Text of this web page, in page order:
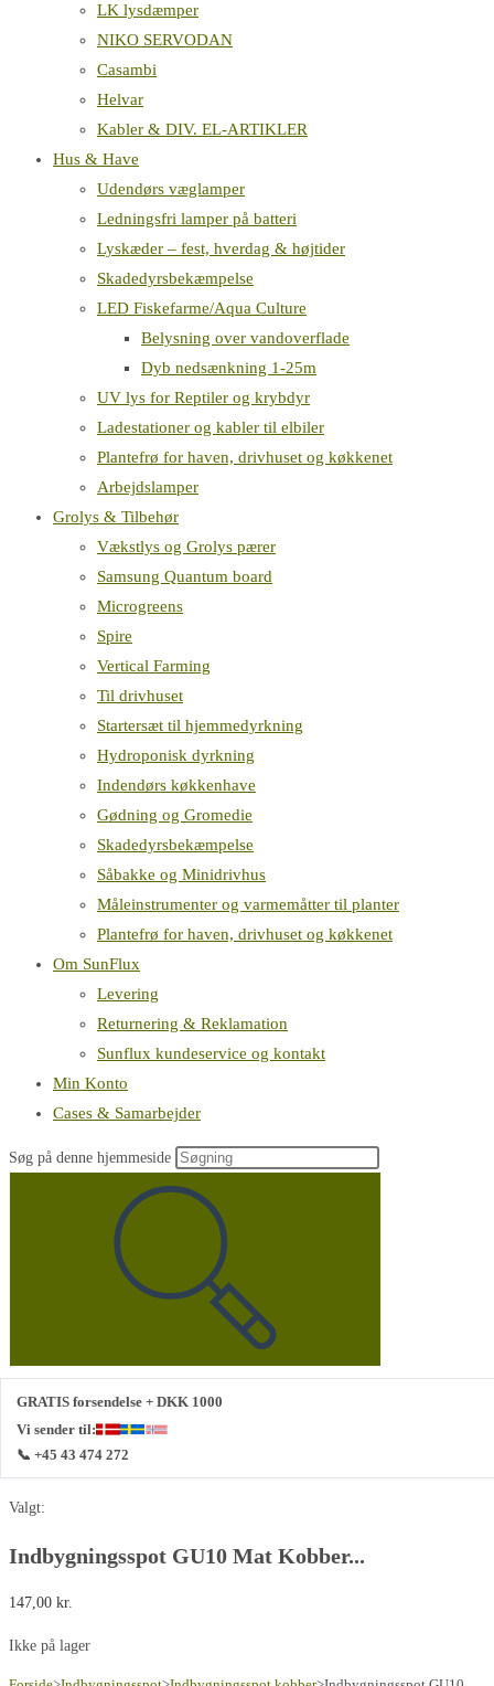
LK lysdæmper
NIKO SERVODAN
Casambi
Helvar
Kabler & DIV. EL-ARTIKLER
Hus & Have
Udendørs væglamper
Ledningsfri lamper på batteri
Lyskæder – fest, hverdag & højtider
Skadedyrsbekæmpelse
LED Fiskefarme/Aqua Culture
Belysning over vandoverflade
Dyb nedsænkning 1-25m
UV lys for Reptiler og krybdyr
Ladestationer og kabler til elbiler
Plantefrø for haven, drivhuset og køkkenet
Arbejdslamper
Grolys & Tilbehør
Vækstlys og Grolys pærer
Samsung Quantum board
Microgreens
Spire
Vertical Farming
Til drivhuset
Startersæt til hjemmedyrkning
Hydroponisk dyrkning
Indendørs køkkenhave
Gødning og Gromedie
Skadedyrsbekæmpelse
Såbakke og Minidrivhus
Måleinstrumenter og varmemåtter til planter
Plantefrø for haven, drivhuset og køkkenet
Om SunFlux
Levering
Returnering & Reklamation
Sunflux kundeservice og kontakt
Min Konto
Cases & Samarbejder
Søg på denne hjemmeside
GRATIS forsendelse + DKK 1000
Vi sender til:
📞 +45 43 474 272
Valgt:
Indbygningsspot GU10 Mat Kobber...
147,00 kr.
Ikke på lager